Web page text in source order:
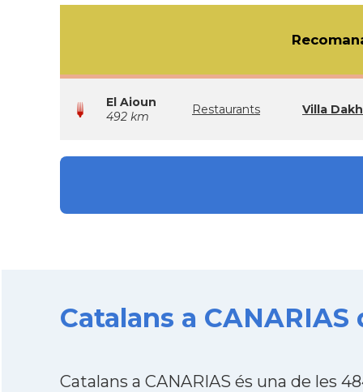
El Aioun
492 km
Restaurants Villa
Catalans a
Catalans a CANARIAS és una de les